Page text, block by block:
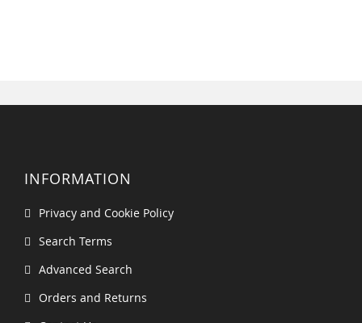
INFORMATION
Privacy and Cookie Policy
Search Terms
Advanced Search
Orders and Returns